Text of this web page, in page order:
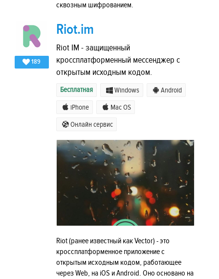
сквозным шифрованием.
189
Riot.im
Riot IM - защищенный
кроссплатформенный мессенджер с
открытым исходным кодом.
Бесплатная Windows Android
iPhone Mac OS
Онлайн сервис
Riot (ранее известный как Vector) - это
кроссплатформенное приложение с
открытым исходным кодом, работающее
через Web, на iOS и Android. Оно основано на